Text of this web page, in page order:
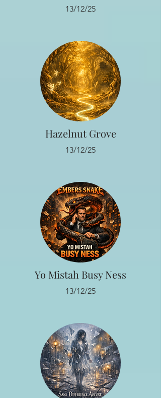
13/12/25
Hazelnut Grove
13/12/25
Yo Mistah Busy Ness
13/12/25